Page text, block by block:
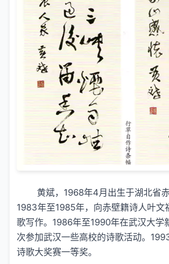
黄斌，1968年4月出生于湖北省
1983年至1985年，向赤壁籍诗人叶文
歌写作。1986年至1990年在武汉大学
次参加武汉一些高校的诗歌活动。
诗歌大奖赛一等奖。